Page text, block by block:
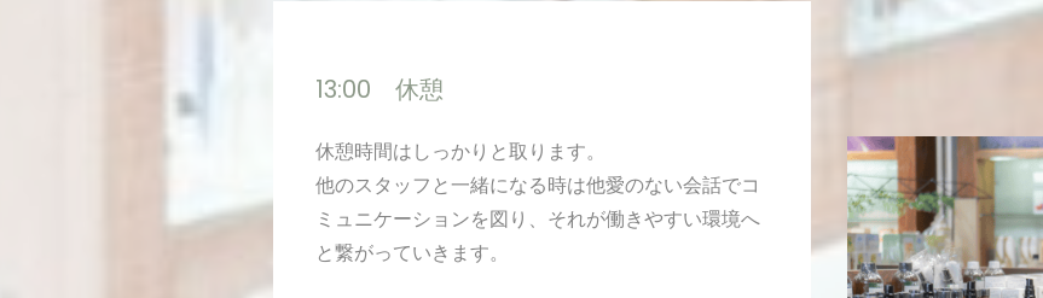
13:00 休憩
休憩時間はしっかりと取ります。
他のスタッフと一緒になる時は他愛のない会話でコ
ミュニケーションを図り、それが働きやすい環境へ
と繋がっていきます。